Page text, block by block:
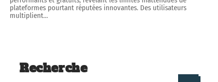
plateformes pourtant réputées innovantes. Des utilisateurs
multiplient…
Recherche